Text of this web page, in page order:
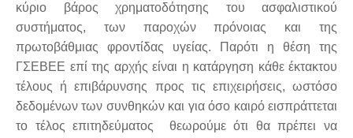
κύριο βάρος χρηματοδότησης του ασφαλιστικού
συστήματος, των παροχών πρόνοιας και της
πρωτοβάθμιας φροντίδας υγείας. Παρότι η θέση της
ΓΣΕΒΕΕ επί της αρχής είναι η κατάργηση κάθε έκτακτου
τέλους ή επιβάρυνσης προς τις επιχειρήσεις, ωστόσο
δεδομένων των συνθηκών και για όσο καιρό εισπράττεται
το τέλος επιτηδεύματος θεωρούμε ότι θα πρέπει να